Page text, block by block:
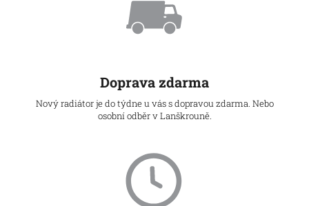
Doprava zdarma
Nový radiátor je do týdne u vás s dopravou zdarma. Nebo
osobní odběr v Lanškrouně.